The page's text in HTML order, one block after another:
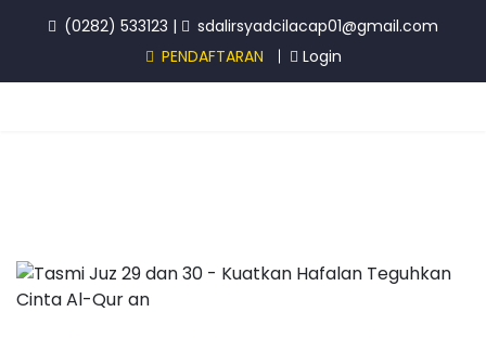
(0282) 533123 |
sdalirsyadcilacap01@gmail.com
PENDAFTARAN
Login